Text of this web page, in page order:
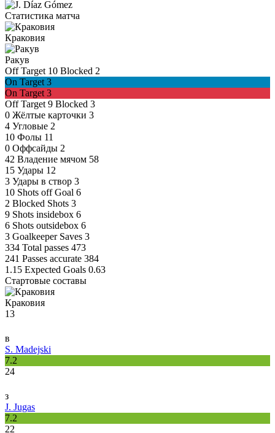
Статистика матча
Краковия
Ракув
Off Target 10 Blocked 2
On Target 3
On Target 3
Off Target 9 Blocked 3
0 Жёлтые карточки 3
4 Угловые 2
10 Фолы 11
0 Оффсайды 2
42 Владение мячом 58
15 Удары 12
3 Удары в створ 3
10 Shots off Goal 6
2 Blocked Shots 3
9 Shots insidebox 6
6 Shots outsidebox 6
3 Goalkeeper Saves 3
334 Total passes 473
241 Passes accurate 384
1.15 Expected Goals 0.63
Стартовые составы
Краковия
13
в
S. Madejski
7.2
24
з
J. Jugas
7.2
22